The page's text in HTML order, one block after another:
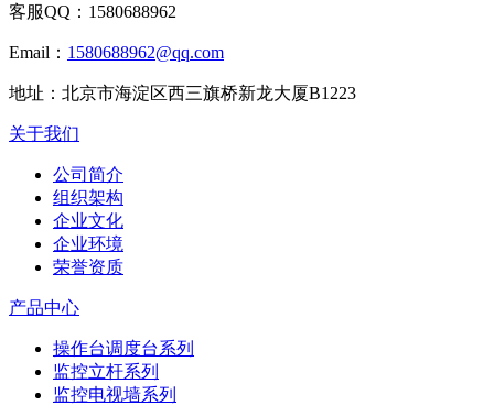
客服QQ： 1580688962
Email： 1580688962@qq.com
地址： 北京市海淀区西三旗桥新龙大厦B1223
关于我们
公司简介
组织架构
企业文化
企业环境
荣誉资质
产品中心
操作台调度台系列
监控立杆系列
监控电视墙系列